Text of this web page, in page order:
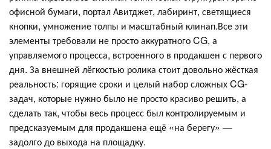
офисной бумаги, портал Авитджет, лабиринт, светящиеся
кнопки, умножение толпы и масштабный клинап.Все эти
элементы требовали не просто аккуратного CG, а
управляемого процесса, встроенного в продакшен с первого
дня. За внешней лёгкостью ролика стоит довольно жёсткая
реальность: горящие сроки и целый набор сложных CG-
задач, которые нужно было не просто красиво решить, а
сделать так, чтобы весь процесс был контролируемым и
предсказуемым для продакшена ещё «на берегу» —
задолго до выхода на площадку.